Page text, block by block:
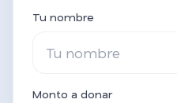
Tu nombre
Monto a donar